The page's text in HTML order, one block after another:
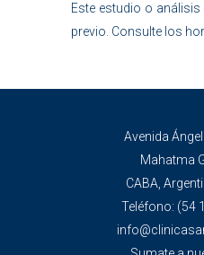
Este estudio o
previo. Consulte los
Avenida
Mahatma
CABA,
Teléfono: (54